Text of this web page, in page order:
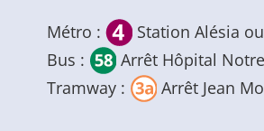
Métro :
Station Alésia
Bus :
Arrêt Hôpital
Tramway :
Arrêt Jean